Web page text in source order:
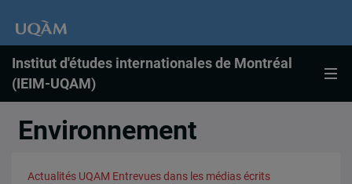
Institut d'études internationales de Montréal
(IEIM-UQAM)
Environnement
Actualités UQAM Entrevues dans les médias écrits